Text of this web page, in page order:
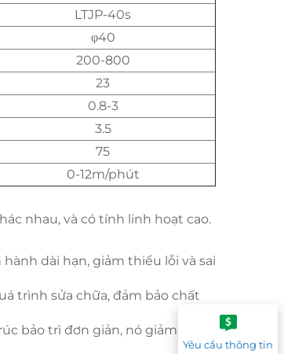
LTJP-40s
φ40
200-800
23
0.8-3
3.5
75
0-12m/phút
nhau, và có tính linh hoạt cao.
dài hạn, giảm thiểu lỗi và sai
trình sửa chữa, đảm bảo chất
bảo trì đơn giản, nó giảm độ
Yêu cầu thông tin